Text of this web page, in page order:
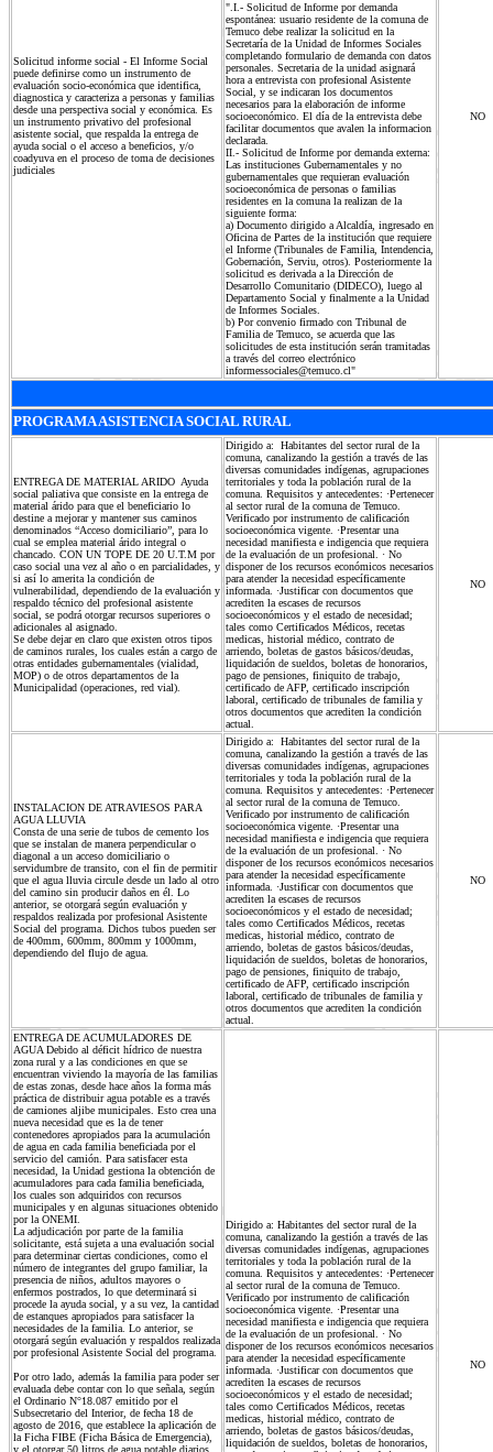
Solicitud informe social - El Informe Social
puede definirse como un instrumento de
evaluación socio-económica que identifica,
diagnostica y caracteriza a personas y familias
desde una perspectiva social y económica. Es
un instrumento privativo del profesional
asistente social, que respalda la entrega de
ayuda social o el acceso a beneficios, y/o
coadyuva en el proceso de toma de decisiones
judiciales
".I.- Solicitud de Informe por demanda
espontánea: usuario residente de la comuna de
Temuco debe realizar la solicitud en la
Secretaría de la Unidad de Informes Sociales
completando formulario de demanda con datos
personales. Secretaria de la unidad asignará
hora a entrevista con profesional Asistente
Social, y se indicaran los documentos
necesarios para la elaboración de informe
socioeconómico. El día de la entrevista debe
facilitar documentos que avalen la informacion
declarada.
II.- Solicitud de Informe por demanda externa:
Las instituciones Gubernamentales y no
gubernamentales que requieran evaluación
socioeconómica de personas o familias
residentes en la comuna la realizan de la
siguiente forma:
a) Documento dirigido a Alcaldía, ingresado en
Oficina de Partes de la institución que requiere
el Informe (Tribunales de Familia, Intendencia,
Gobernación, Serviu, otros). Posteriormente la
solicitud es derivada a la Dirección de
Desarrollo Comunitario (DIDECO), luego al
Departamento Social y finalmente a la Unidad
de Informes Sociales.
b) Por convenio firmado con Tribunal de
Familia de Temuco, se acuerda que las
solicitudes de esta institución serán tramitadas
a través del correo electrónico
informessociales@temuco.cl"
NO
PROGRAMA ASISTENCIA SOCIAL RURAL
ENTREGA DE MATERIAL ARIDO Ayuda
social paliativa que consiste en la entrega de
material árido para que el beneficiario lo
destine a mejorar y mantener sus caminos
denominados “Acceso domiciliario”, para lo
cual se emplea material árido integral o
chancado. CON UN TOPE DE 20 U.T.M por
caso social una vez al año o en parcialidades, y
si así lo amerita la condición de
vulnerabilidad, dependiendo de la evaluación y
respaldo técnico del profesional asistente
social, se podrá otorgar recursos superiores o
adicionales al asignado.
Se debe dejar en claro que existen otros tipos
de caminos rurales, los cuales están a cargo de
otras entidades gubernamentales (vialidad,
MOP) o de otros departamentos de la
Municipalidad (operaciones, red vial).
Dirigido a: Habitantes del sector rural de la
comuna, canalizando la gestión a través de las
diversas comunidades indígenas, agrupaciones
territoriales y toda la población rural de la
comuna. Requisitos y antecedentes: ·Pertenecer
al sector rural de la comuna de Temuco.
Verificado por instrumento de calificación
socioeconómica vigente. ·Presentar una
necesidad manifiesta e indigencia que requiera
de la evaluación de un profesional. · No
disponer de los recursos económicos necesarios
para atender la necesidad específicamente
informada. ·Justificar con documentos que
acrediten la escases de recursos
socioeconómicos y el estado de necesidad;
tales como Certificados Médicos, recetas
medicas, historial médico, contrato de
arriendo, boletas de gastos básicos/deudas,
liquidación de sueldos, boletas de honorarios,
pago de pensiones, finiquito de trabajo,
certificado de AFP, certificado inscripción
laboral, certificado de tribunales de familia y
otros documentos que acrediten la condición
actual.
NO
INSTALACION DE ATRAVIESOS PARA
AGUA LLUVIA
Consta de una serie de tubos de cemento los
que se instalan de manera perpendicular o
diagonal a un acceso domiciliario o
servidumbre de transito, con el fin de permitir
que el agua lluvia circule desde un lado al otro
del camino sin producir daños en él. Lo
anterior, se otorgará según evaluación y
respaldos realizada por profesional Asistente
Social del programa. Dichos tubos pueden ser
de 400mm, 600mm, 800mm y 1000mm,
dependiendo del flujo de agua.
Dirigido a: Habitantes del sector rural de la
comuna, canalizando la gestión a través de las
diversas comunidades indígenas, agrupaciones
territoriales y toda la población rural de la
comuna. Requisitos y antecedentes: ·Pertenecer
al sector rural de la comuna de Temuco.
Verificado por instrumento de calificación
socioeconómica vigente. ·Presentar una
necesidad manifiesta e indigencia que requiera
de la evaluación de un profesional. · No
disponer de los recursos económicos necesarios
para atender la necesidad específicamente
informada. ·Justificar con documentos que
acrediten la escases de recursos
socioeconómicos y el estado de necesidad;
tales como Certificados Médicos, recetas
medicas, historial médico, contrato de
arriendo, boletas de gastos básicos/deudas,
liquidación de sueldos, boletas de honorarios,
pago de pensiones, finiquito de trabajo,
certificado de AFP, certificado inscripción
laboral, certificado de tribunales de familia y
otros documentos que acrediten la condición
actual.
NO
ENTREGA DE ACUMULADORES DE
AGUA Debido al déficit hídrico de nuestra
zona rural y a las condiciones en que se
encuentran viviendo la mayoría de las familias
de estas zonas, desde hace años la forma más
práctica de distribuir agua potable es a través
de camiones aljibe municipales. Esto crea una
nueva necesidad que es la de tener
contenedores apropiados para la acumulación
de agua en cada familia beneficiada por el
servicio del camión. Para satisfacer esta
necesidad, la Unidad gestiona la obtención de
acumuladores para cada familia beneficiada,
los cuales son adquiridos con recursos
municipales y en algunas situaciones obtenido
por la ONEMI.
La adjudicación por parte de la familia
solicitante, está sujeta a una evaluación social
para determinar ciertas condiciones, como el
número de integrantes del grupo familiar, la
presencia de niños, adultos mayores o
enfermos postrados, lo que determinará si
procede la ayuda social, y a su vez, la cantidad
de estanques apropiados para satisfacer la
necesidades de la familia. Lo anterior, se
otorgará según evaluación y respaldos realizada
por profesional Asistente Social del programa.
Por otro lado, además la familia para poder ser
evaluada debe contar con lo que señala, según
el Ordinario N°18.087 emitido por el
Subsecretario del Interior, de fecha 18 de
agosto de 2016, que establece la aplicación de
la Ficha FIBE (Ficha Básica de Emergencia),
y el otorgar 50 litros de agua potable diarios
Dirigido a: Habitantes del sector rural de la
comuna, canalizando la gestión a través de las
diversas comunidades indígenas, agrupaciones
territoriales y toda la población rural de la
comuna. Requisitos y antecedentes: ·Pertenecer
al sector rural de la comuna de Temuco.
Verificado por instrumento de calificación
socioeconómica vigente. ·Presentar una
necesidad manifiesta e indigencia que requiera
de la evaluación de un profesional. · No
disponer de los recursos económicos necesarios
para atender la necesidad específicamente
informada. ·Justificar con documentos que
acrediten la escases de recursos
socioeconómicos y el estado de necesidad;
tales como Certificados Médicos, recetas
medicas, historial médico, contrato de
arriendo, boletas de gastos básicos/deudas,
liquidación de sueldos, boletas de honorarios,
NO